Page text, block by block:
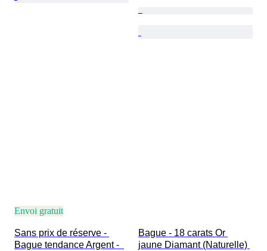
Envoi gratuit
Sans prix de réserve -
Bague tendance Argent -
Bague - 18 carats Or
jaune Diamant (Naturelle)